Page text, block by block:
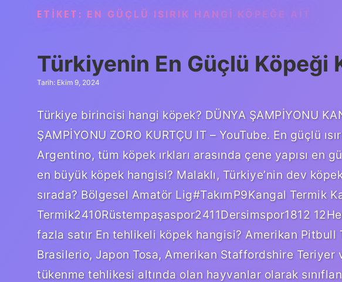
ETIKET: EN GÜÇLÜ ISIRIK HANGI KÖPEĞE AIT
Türkiyenin En Güçlü Köpeği
Tarih: Ekim 9, 2024
Türkiye birincisi hangi köpek? DÜNYA ŞAMPİYONU
ŞAMPİYONU ZORO KURTÇU IT – YouTube. En güçlü
Argentino, tüm köpek ırkları arasında çene yapısı en
en büyük köpek hangisi? Malaklı, Türkiye’nin dev
sırada? Bölgesel Amatör Lig#TakımP9Kangal Termik
Termik2410Rüstempaşaspor2411Dersimspor1812
fazla satır En tehlikeli köpek hangisi? Amerikan Pitbull
Brasilerio, Japon Tosa, Amerikan Staffordshire Teriyer
tükenme tehlikesi altında olan hayvanlar olarak